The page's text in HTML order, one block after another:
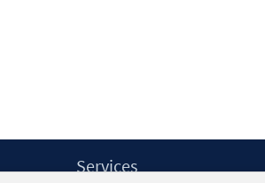
Services